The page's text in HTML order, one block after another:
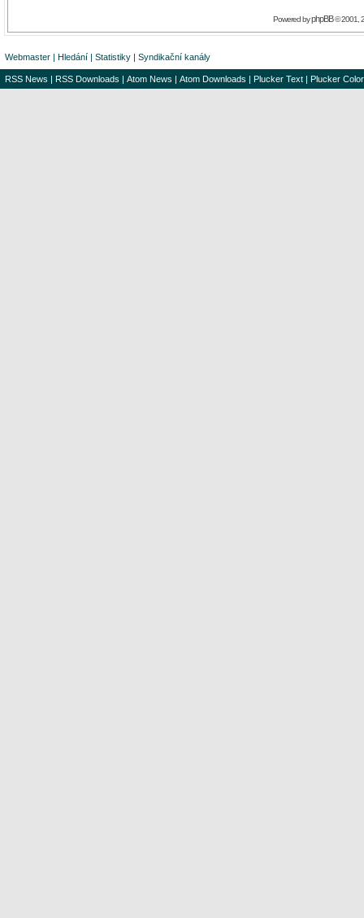
Powered byphpBB© 2001,
Webmaster | Hledání | Statistiky | Syndikační kanály
RSS News | RSS Downloads | Atom News | Atom Downloads | Plucker Text | Plucker Color